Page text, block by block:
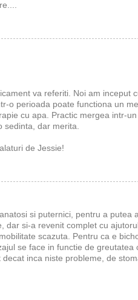
va referiti. Noi am
o perioada poate functiona un
cu apa. Practic mergea intr-
sedinta, dar merita.
de Jessie!
si puternici, pentru a
dar si-a revenit complet cu
scazuta. Pentru ca e
se face in functie de
inca niste probleme, de